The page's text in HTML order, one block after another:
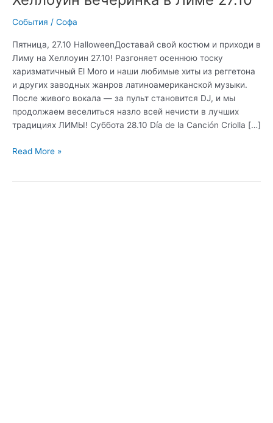
События / Софа
Пятница, 27.10 HalloweenДоставай свой костюм и приходи в
Лиму на Хеллоуин 27.10! Разгоняет осеннюю тоску
харизматичный El Moro и наши любимые хиты из реггетона
и других заводных жанров латиноамериканской музыки.
После живого вокала — за пульт становится DJ, и мы
продолжаем веселиться назло всей нечисти в лучших
традициях ЛИМЫ! Суббота 28.10 Día de la Canción Criolla […]
Read More »